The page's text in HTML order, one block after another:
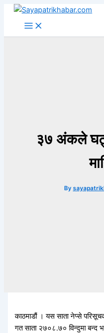
Skip
३७ अंकले
By
काठमाडौं । यस साता नेप्से
गत साता २७०८.७० विन्दुमा बन्द